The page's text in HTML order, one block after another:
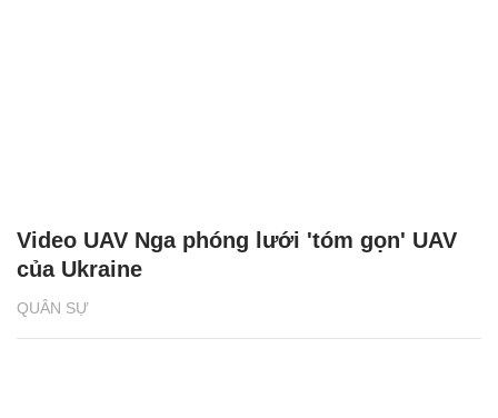
QUÂN SỰ
Video UAV Nga phóng lưới 'tóm gọn' UAV
của Ukraine